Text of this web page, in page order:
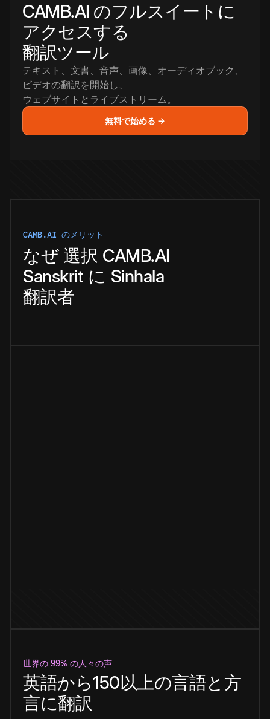
CAMB.AI のフルスイートに
アクセスする
翻訳ツール
テキスト、文書、音声、画像、オーディオブック、
ビデオの翻訳を開始し、
ウェブサイトとライブストリーム。
無料で始める →
CAMB.AI のメリット
なぜ 選択 CAMB.AI
Sanskrit に Sinhala
翻訳者
世界の 99% の人々の声
英語から150以上の言語と方
言に翻訳